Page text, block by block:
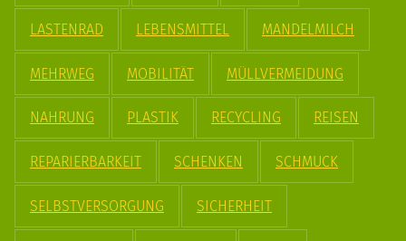
LASTENRAD LEBENSMITTEL MANDELMILCH
MEHRWEG MOBILITÄT MÜLLVERMEIDUNG
NAHRUNG PLASTIK RECYCLING REISEN
REPARIERBARKEIT SCHENKEN SCHMUCK
SELBSTVERSORGUNG SICHERHEIT